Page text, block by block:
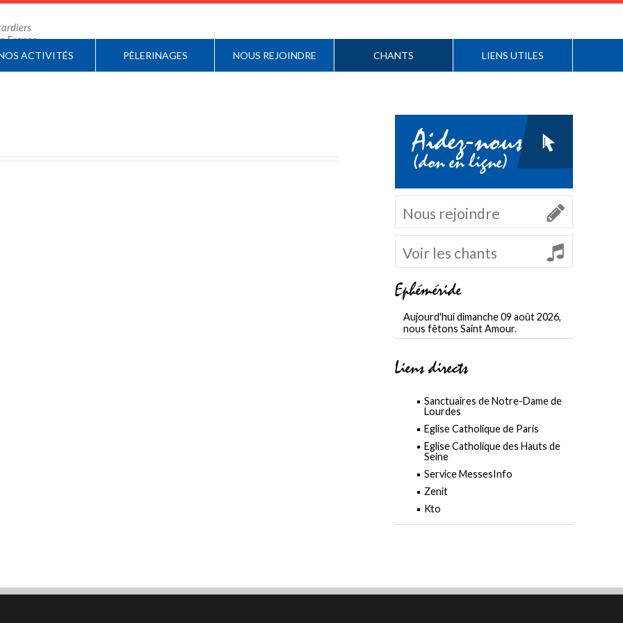
France
ACTIVITÉS PÈLERINAGES NOUS REJOINDRE CHANTS LIENS UTILES
Aidez-nous
(don en ligne)
Nous rejoindre
Voir les chants
Ephéméride
Aujourd'hui dimanche 09 août 2026,
nous fêtons Saint Amour.
Liens directs
Sanctuaires de Notre-Dame de
Lourdes
Eglise Catholique de Paris
Eglise Catholique des Hauts de
Seine
Service MessesInfo
Zenit
Kto